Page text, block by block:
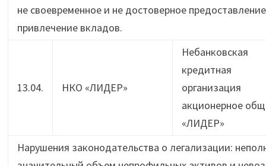
не своевременное и не достоверное
привлечение вкладов.
13.04. НКО «ЛИДЕР»
Небанковская
кредитная
организация
акционерное
«ЛИДЕР»
Нарушения законодательства о легализации: